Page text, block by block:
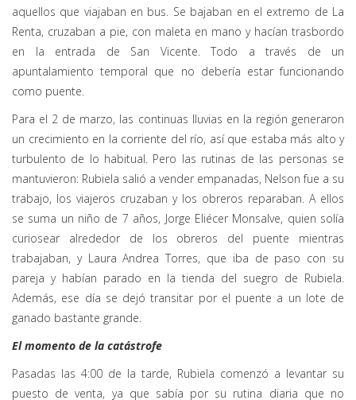
aquellos que viajaban en bus. Se bajaban en el extremo de La
Renta, cruzaban a pie, con maleta en mano y hacían trasbordo
en la entrada de San Vicente. Todo a través de un
apuntalamiento temporal que no debería estar funcionando
como puente.
Para el 2 de marzo, las continuas lluvias en la región generaron
un crecimiento en la corriente del río, así que estaba más alto y
turbulento de lo habitual. Pero las rutinas de las personas se
mantuvieron: Rubiela salió a vender empanadas, Nelson fue a su
trabajo, los viajeros cruzaban y los obreros reparaban. A ellos
se suma un niño de 7 años, Jorge Eliécer Monsalve, quien solía
curiosear alrededor de los obreros del puente mientras
trabajaban, y Laura Andrea Torres, que iba de paso con su
pareja y habían parado en la tienda del suegro de Rubiela.
Además, ese día se dejó transitar por el puente a un lote de
ganado bastante grande.
El momento de la catástrofe
Pasadas las 4:00 de la tarde, Rubiela comenzó a levantar su
puesto de venta, ya que sabía por su rutina diaria que no